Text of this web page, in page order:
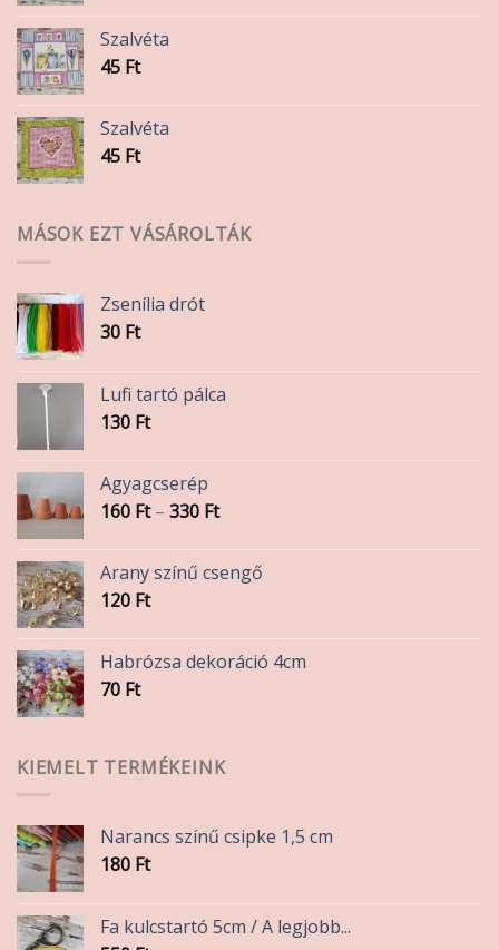
Szalvéta
45 Ft
Szalvéta
45 Ft
MÁSOK EZT VÁSÁROLTÁK
Zsenília drót
30 Ft
Lufi tartó pálca
130 Ft
Agyagcserép
160 Ft – 330 FtÁrtartomány:
-
330 Ft
Arany színű csengő
120 Ft
Habrózsa dekoráció 4cm
70 Ft
KIEMELT TERMÉKEINK
Narancs színű csipke 1,5 cm
180 Ft
Fa kulcstartó 5cm / A legjobb...